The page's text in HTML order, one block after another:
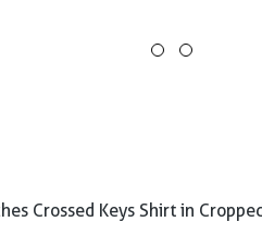
Crossed Keys Shirt in